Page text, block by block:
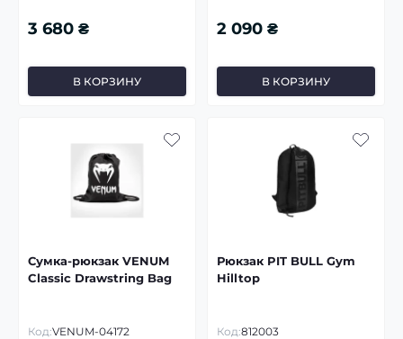
3 680 ₴
В КОРЗИНУ
2 090 ₴
В КОРЗИНУ
Сумка-рюкзак VENUM
Classic Drawstring Bag
Код:VENUM-04172
Рюкзак PIT BULL Gym
Hilltop
Код:812003